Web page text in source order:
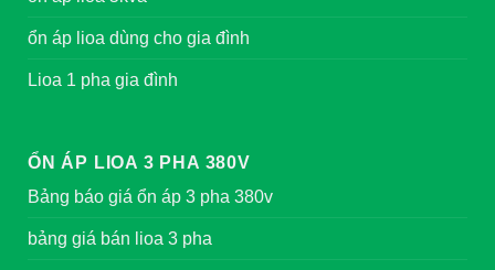
ổn áp lioa dùng cho gia đình
Lioa 1 pha gia đình
ỔN ÁP LIOA 3 PHA 380V
Bảng báo giá ổn áp 3 pha 380v
bảng giá bán lioa 3 pha